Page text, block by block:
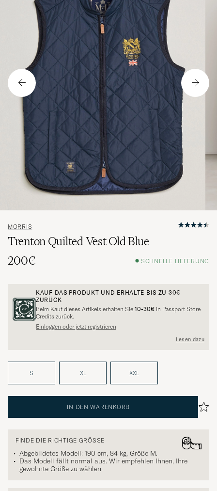
MORRIS
Trenton Quilted Vest Old Blue
200€
SCHNELLE LIEFERUNG
KAUF DAS PRODUKT UND ERHALTE BIS ZU 30€
ZURÜCK
Beim Kauf dieses Artikels erhalten Sie 10-30€ in Passport Store
Credits zurück.
Einloggen oder jetzt registrieren
Lesen dazu
S XL XXL
IN DEN WARENKORB
FINDE DIE RICHTIGE GRÖSSE
Abgebildetes Modell: 190 cm, 84 kg, Größe M.
Das Modell fällt normal aus. Wir empfehlen Ihnen, Ihre
gewohnte Größe zu wählen.